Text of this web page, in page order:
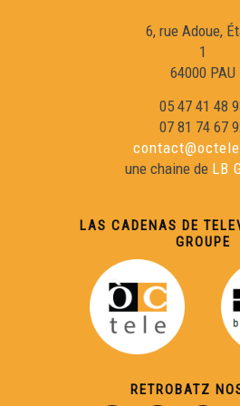
Maishanta Lenga & Amassa
Lo Barrut - L'Ombra de Mai
Pastorala de Bedós
Yan Cozian
Maishanta lenga : Era Sauta
6, rue Adoue,
1
64000 PAU
05 47 41 48
07 81 74 67
une chaine de LB
LAS CADENAS DE
GROUPE
RETROBATZ